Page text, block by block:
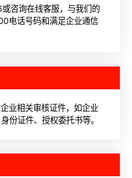
咨询在线客服，与我们的
电话号码和满足企业通信
业相关审核证件，如企业
份证件、授权委托书等。